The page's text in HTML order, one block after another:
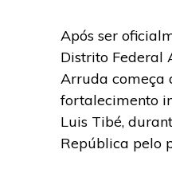
Após ser
Distrito Federal
Arruda começa
fortalecimento
Luis Tibé,
República pelo